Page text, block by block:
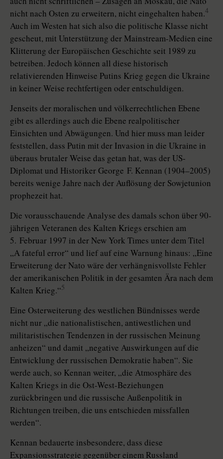
nicht nach Osten zu erweitern, nicht eingehalten haben.4
Auch im Westen hat sich also die politische Klasse nicht
gescheut, mit Unterstützung der Mainstream-Medien eine
Klitterung der Europäischen Geschichte seit 1989 zu
betreiben. Jedoch können all diese historisch
relativierenden Hinweise Putins Krieg gegen die Ukraine
in keiner Weise rechtfertigen oder entschuldigen.
Jenseits der moralischen und völkerrechtlichen Ebene
gibt es allerdings auch die Ebene realpolitischer
Einsichten und Abwägungen. Und hier muss man leider
feststellen, dass Putin mit der Invasion in die Ukraine in
überaus brutaler Weise das getan hat, was der US-
Diplomat und Historiker George F. Kennan (1904–2005)
bereits wenige Jahre nach der Auflösung der Sowjetunion
prophezeit hat.
Die vorausschauende Analyse des damals schon über 90-
jährigen Veteranen des Kalten Kriegs erschien am
5. Februar 1997 in der New York Times unter dem Titel
„A fateful error“ und lief auf eine Warnung hinaus: „Eine
Erweiterung der Nato wäre der verhängnisvollste Fehler
der amerikanischen Politik in der gesamten Ära nach dem
Kalten Krieg.“5
Eine Osterweiterung des westlichen Bündnisses werde
nicht nur „die na­tio­na­lis­tischen, antiwestlichen und
militaristischen Tendenzen in der russischen Meinung
anheizen“ und damit „negative Auswirkungen auf die
Entwicklung der russischen Demokratie haben“. Sie
werde auch, so Kennan weiter, „die Atmosphäre des
Kalten Kriegs in die Ost-West-Beziehungen
zurückbringen und die russische Außenpolitik in
Richtungen treiben, die uns entschieden missfallen
werden“.
Kennan bedauerte insbesondere, dass diese
Expansionsstrategie gegenüber einem Russland